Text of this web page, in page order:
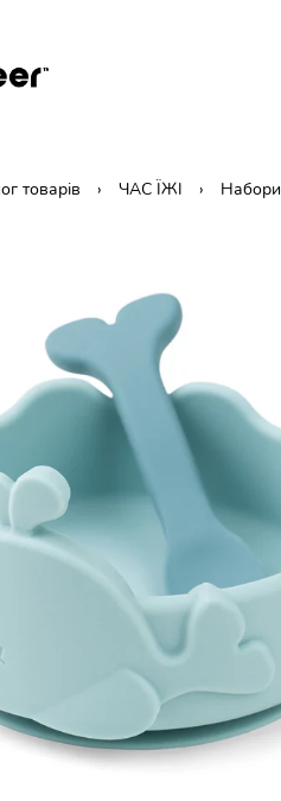
товарів ЧАС ЇЖІ Набори